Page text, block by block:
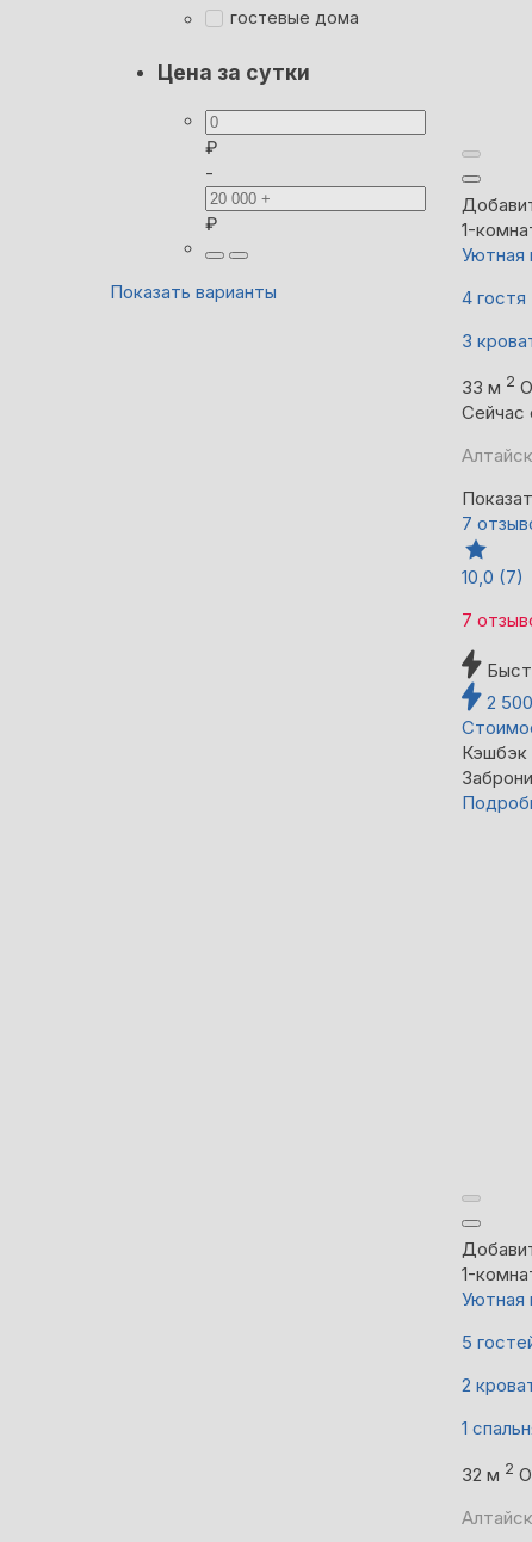
гостевые дома
Цена за сутки
₽
-
₽
Показать варианты
1-
Уютная
4 гостя
3
33 м 2
Сейчас
7
10,0 (7)
7
2 500
Кэшбэк
1-
Уютная
5
2
1
32 м 2